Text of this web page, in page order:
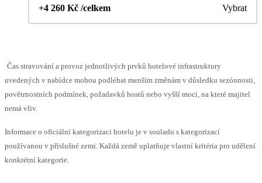
+4 260 Kč /celkem Vybrat
Čas stravování a provoz jednotlivých prvků hotelové infrastruktury
uvedených v nabídce mohou podléhat menším změnám v důsledku sezónnosti,
povětrnostních podmínek, požadavků hostů nebo vyšší moci, na které majitel
nemá vliv.
Informace o oficiální kategorizaci hotelu je v souladu s kategorizací
používanou v příslušné zemi. Každá země uplatňuje vlastní kritéria pro udělení
konkrétní kategorie.